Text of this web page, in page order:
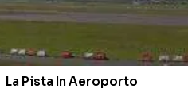
La Pista In Aeroporto